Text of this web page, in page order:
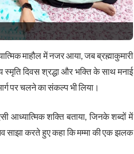
माहौल में नजर आया, जब ब्रह्माकुमारी
स्मृति दिवस श्रद्धा और भक्ति के साथ मनाई
पर चलने का संकल्प भी लिया।
आध्यात्मिक शक्ति बताया, जिनके शब्दों में
साझा करते हुए कहा कि मम्मा की एक झलक